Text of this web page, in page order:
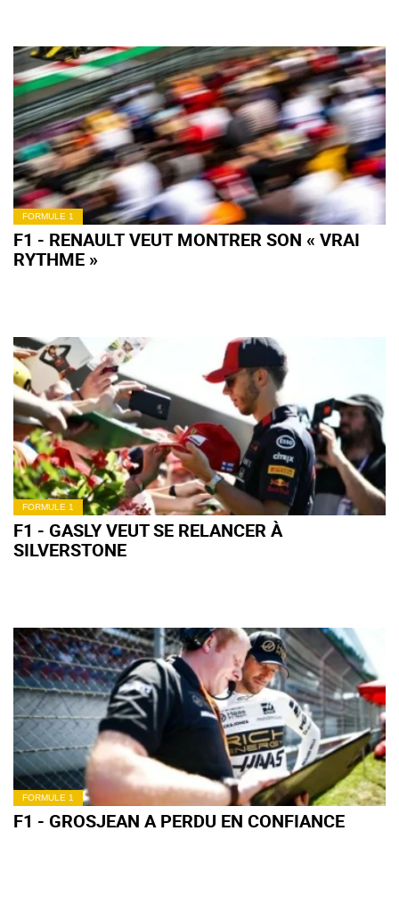
FORMULE 1
F1 - RENAULT VEUT MONTRER SON « VRAI
RYTHME »
FORMULE 1
F1 - GASLY VEUT SE RELANCER À
SILVERSTONE
FORMULE 1
F1 - GROSJEAN A PERDU EN CONFIANCE